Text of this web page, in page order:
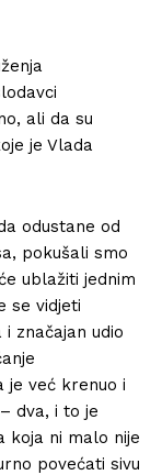
ali da su
je Vlada
odustane od
pokušali smo
ublažiti jednim
se vidjeti
značajan udio
je već krenuo i
dva, i to je
koja ni malo nije
povećati sivu